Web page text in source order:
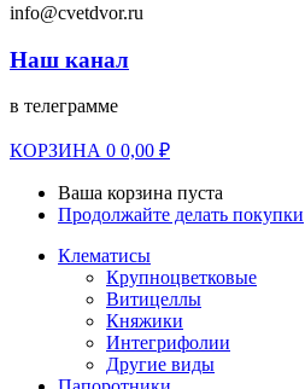
info@cvetdvor.ru
Наш канал
в телеграмме
КОРЗИНА 0 0,00 ₽
Ваша корзина пуста
Продолжайте делать покупки
Клематисы
Крупноцветковые
Витицеллы
Княжики
Интегрифолии
Другие виды